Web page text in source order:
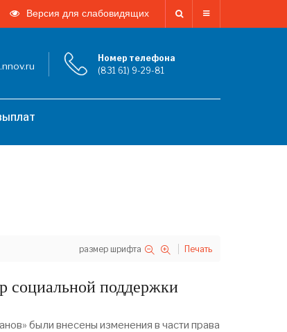
Версия для слабовидящих
Номер телефона
(831 61) 9-29-81
размер шрифта Печать
социальной поддержки
были внесены изменения в части права